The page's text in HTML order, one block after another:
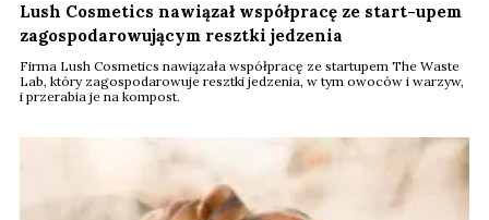
Lush Cosmetics nawiązał współpracę ze start-upem
zagospodarowującym resztki jedzenia
Firma Lush Cosmetics nawiązała współpracę ze startupem The Waste
Lab, który zagospodarowuje resztki jedzenia, w tym owoców i warzyw,
i przerabia je na kompost.